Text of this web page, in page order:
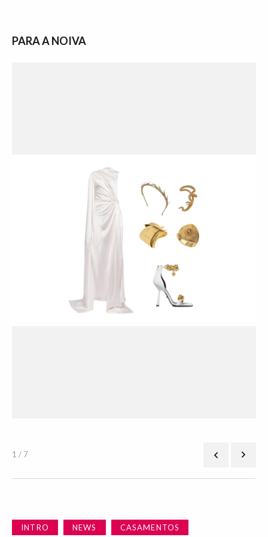
PARA A NOIVA
1 / 7
INTRO NEWS CASAMENTOS